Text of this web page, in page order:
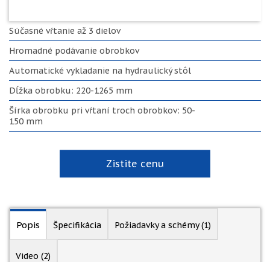
Súčasné vŕtanie až 3 dielov
Hromadné podávanie obrobkov
Automatické vykladanie na hydraulický stôl
Dĺžka obrobku: 220-1265 mm
Šírka obrobku pri vŕtaní troch obrobkov: 50-
150 mm
Zistite cenu
Popis Špecifikácia Požiadavky a schémy (1)
Video (2)